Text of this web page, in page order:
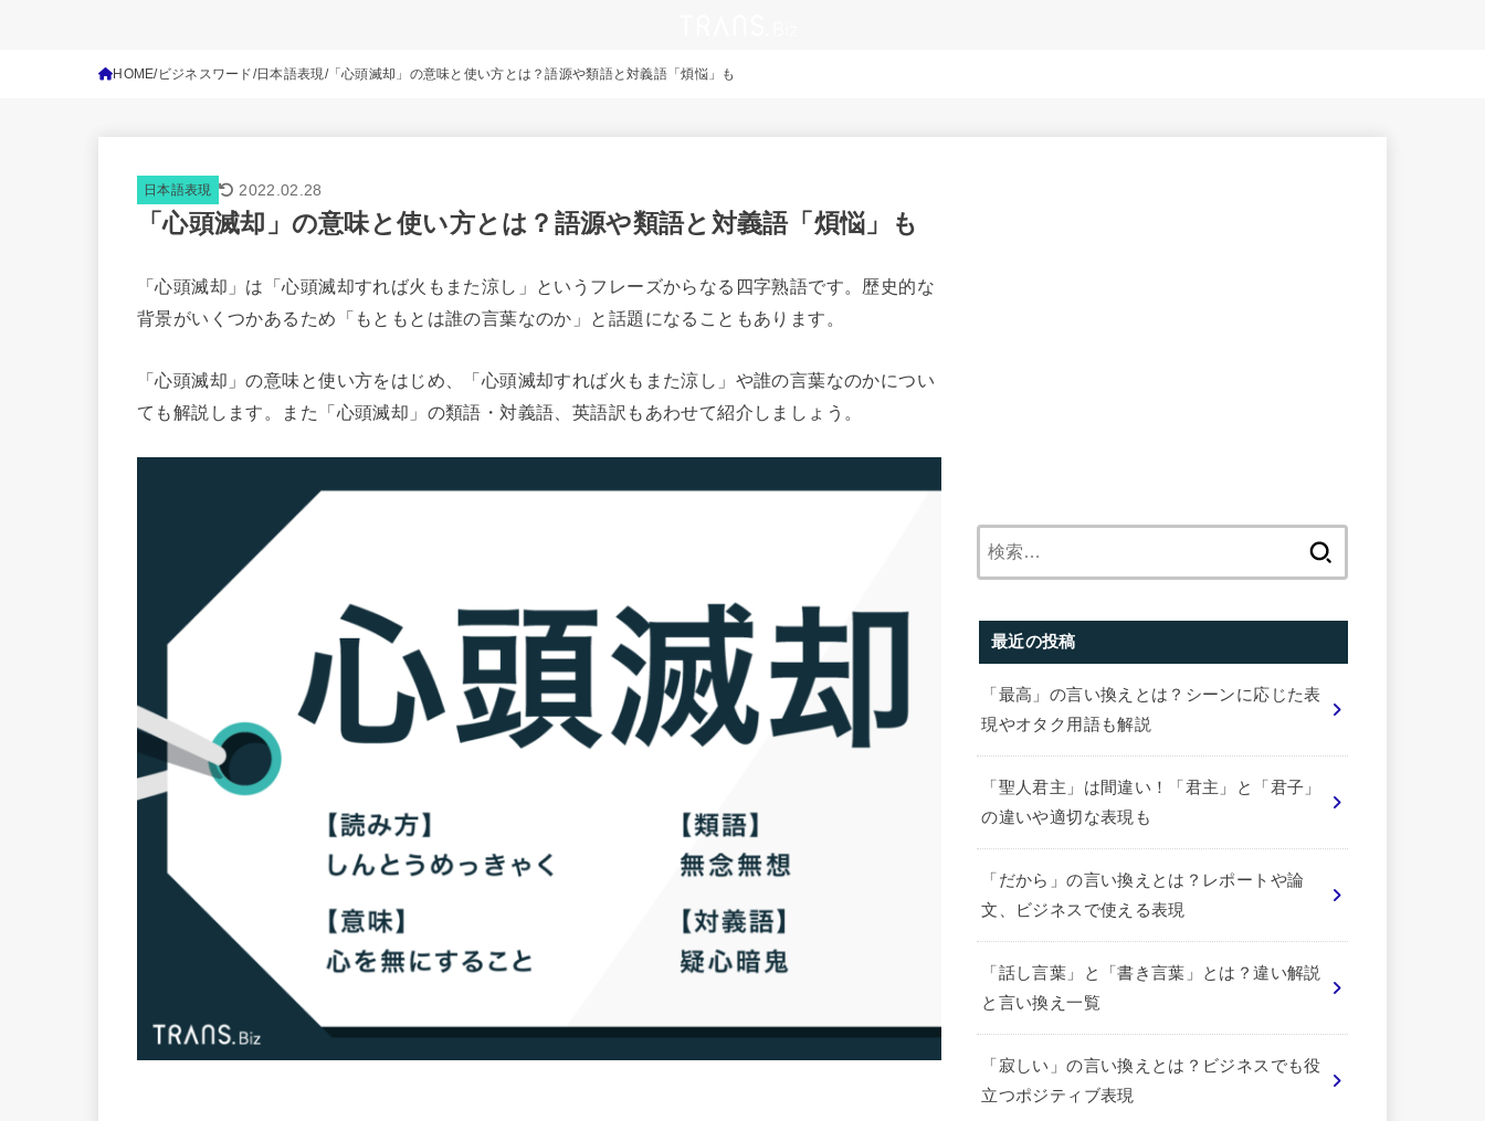
HOME ビジネスワード 日本語表現 「心頭滅却」の意味と使い方とは？語源や類語と対義語「煩悩」も
日本語表現 2022.02.28
「心頭滅却」の意味と使い方とは？語源や類語と対義語「煩悩」も
「心頭滅却」は「心頭滅却すれば火もまた涼し」というフレーズからなる四字熟語です。歴史的な
背景がいくつかあるため「もともとは誰の言葉なのか」と話題になることもあります。
「心頭滅却」の意味と使い方をはじめ、「心頭滅却すれば火もまた涼し」や誰の言葉なのかについ
ても解説します。また「心頭滅却」の類語・対義語、英語訳もあわせて紹介しましょう。
最近の投稿
「最高」の言い換えとは？シーンに応じた表
現やオタク用語も解説
「聖人君主」は間違い！「君主」と「君子」
の違いや適切な表現も
「だから」の言い換えとは？レポートや論
文、ビジネスで使える表現
「話し言葉」と「書き言葉」とは？違い解説
と言い換え一覧
「寂しい」の言い換えとは？ビジネスでも役
立つポジティブ表現